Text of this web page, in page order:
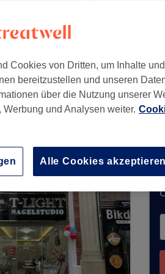
Treatwell entgegen.
Dort warten viele
Cookies von Dritten, um Inhalte
bereitzustellen und unseren
über die Nutzung unserer
und Analysen weiter.
Alle Cookies akzeptieren